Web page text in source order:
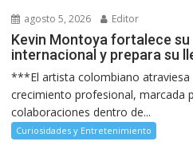
agosto 5, 2026 Editor
Kevin Montoya fortalece
internacional y prepara su
***El artista colombiano atraviesa
crecimiento profesional, marcada
colaboraciones dentro de...
Curiosidades y Entretenimiento